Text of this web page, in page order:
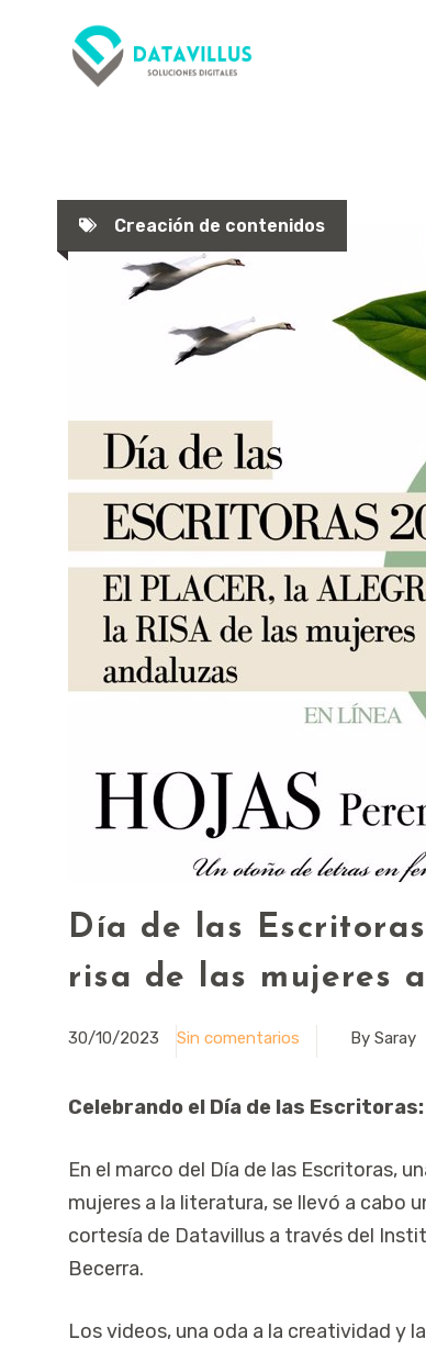
contenido
Creación de contenidos
Día de las
risa de las mujeres
30/10/2023 Sin comentarios By Saray
Celebrando el Día de las
En el marco del Día de las Escritoras,
mujeres a la literatura, se llevó a cabo
cortesía de Datavillus a través del
Becerra.
Los videos, una oda a la creatividad y